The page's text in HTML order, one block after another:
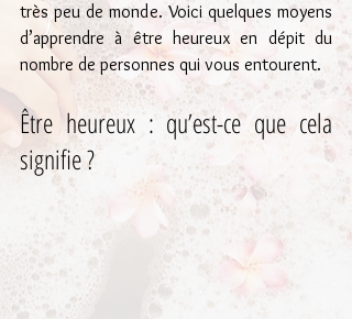
très peu de monde. Voici quelques moyens
d’apprendre à être heureux en dépit du
nombre de personnes qui vous entourent.
Être heureux : qu’est-ce que cela
signifie ?